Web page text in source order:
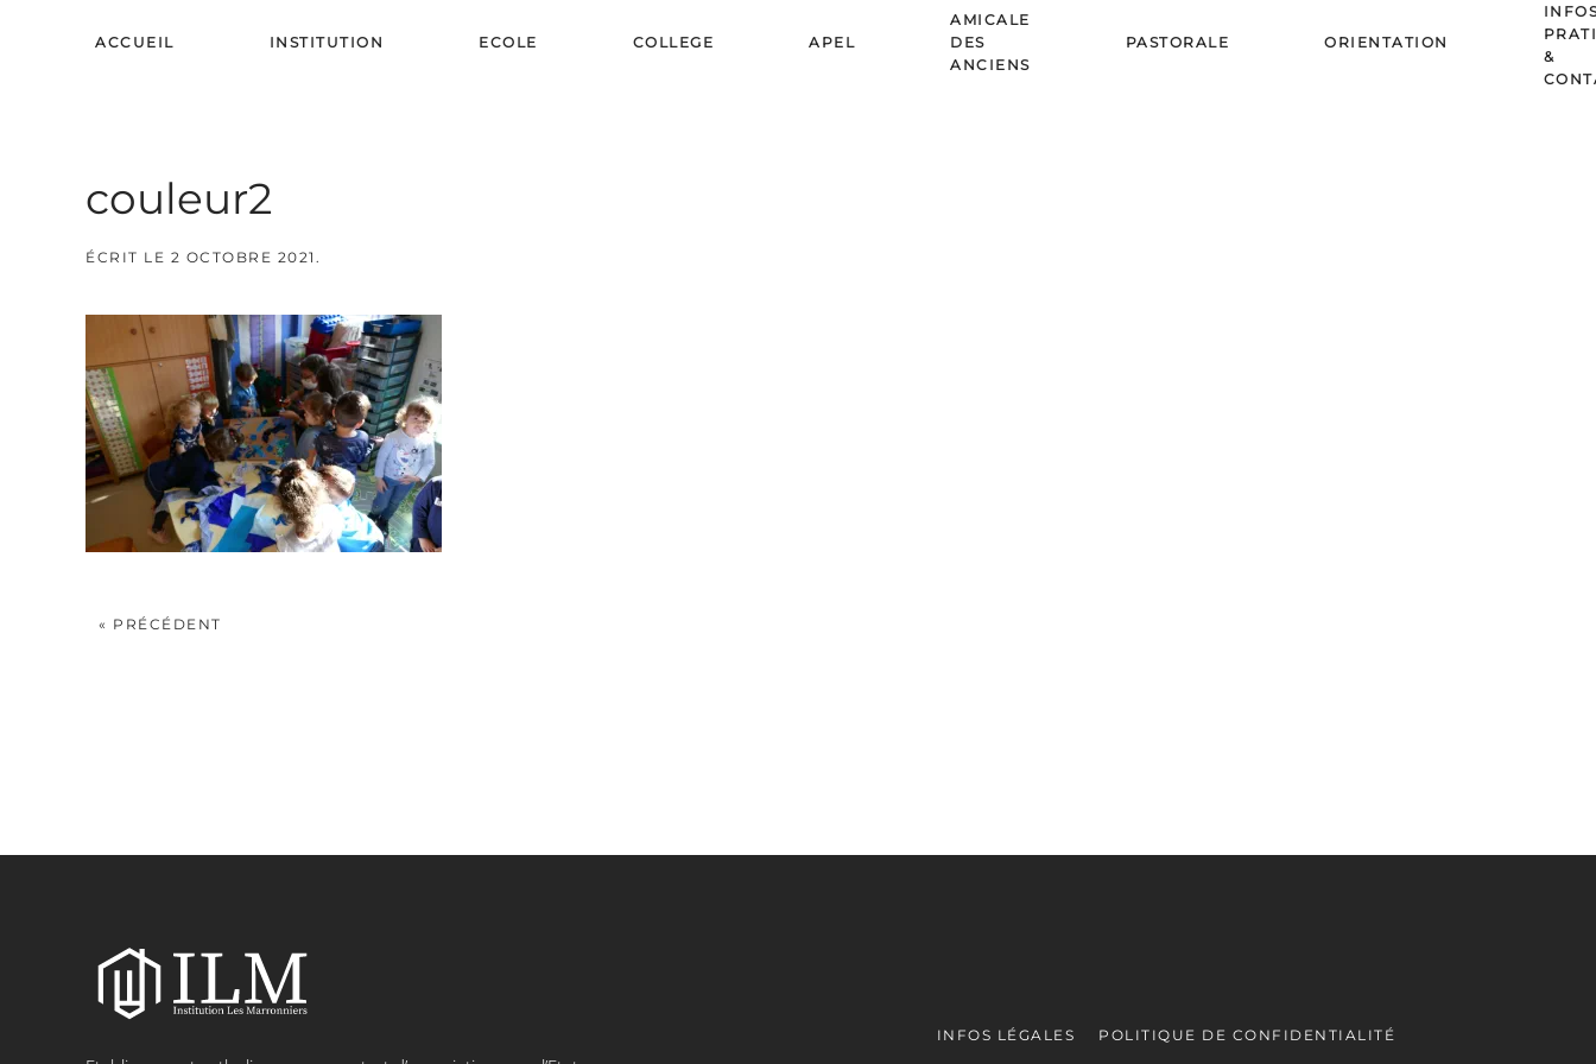
ACCUEIL INSTITUTION ECOLE COLLEGE APEL
AMICALE
DES
ANCIENS
PASTORALE ORIENTATION
&
couleur2
ÉCRIT LE 2 OCTOBRE 2021 .
« PRÉCÉDENT
INFOS LÉGALES POLITIQUE DE CONFIDENTIALITÉ